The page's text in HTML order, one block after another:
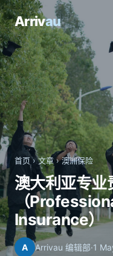
Arrivau
首页›文章 ›澳洲保险
澳大利亚专业
（
Insurance）
A Arrivau 编辑部·1